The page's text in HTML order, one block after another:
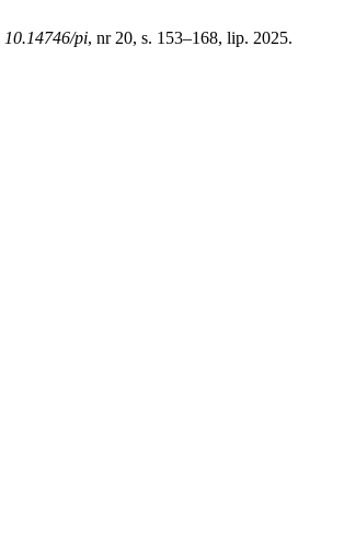
10.14746/pi, nr 20, s. 153–168, lip. 2025.